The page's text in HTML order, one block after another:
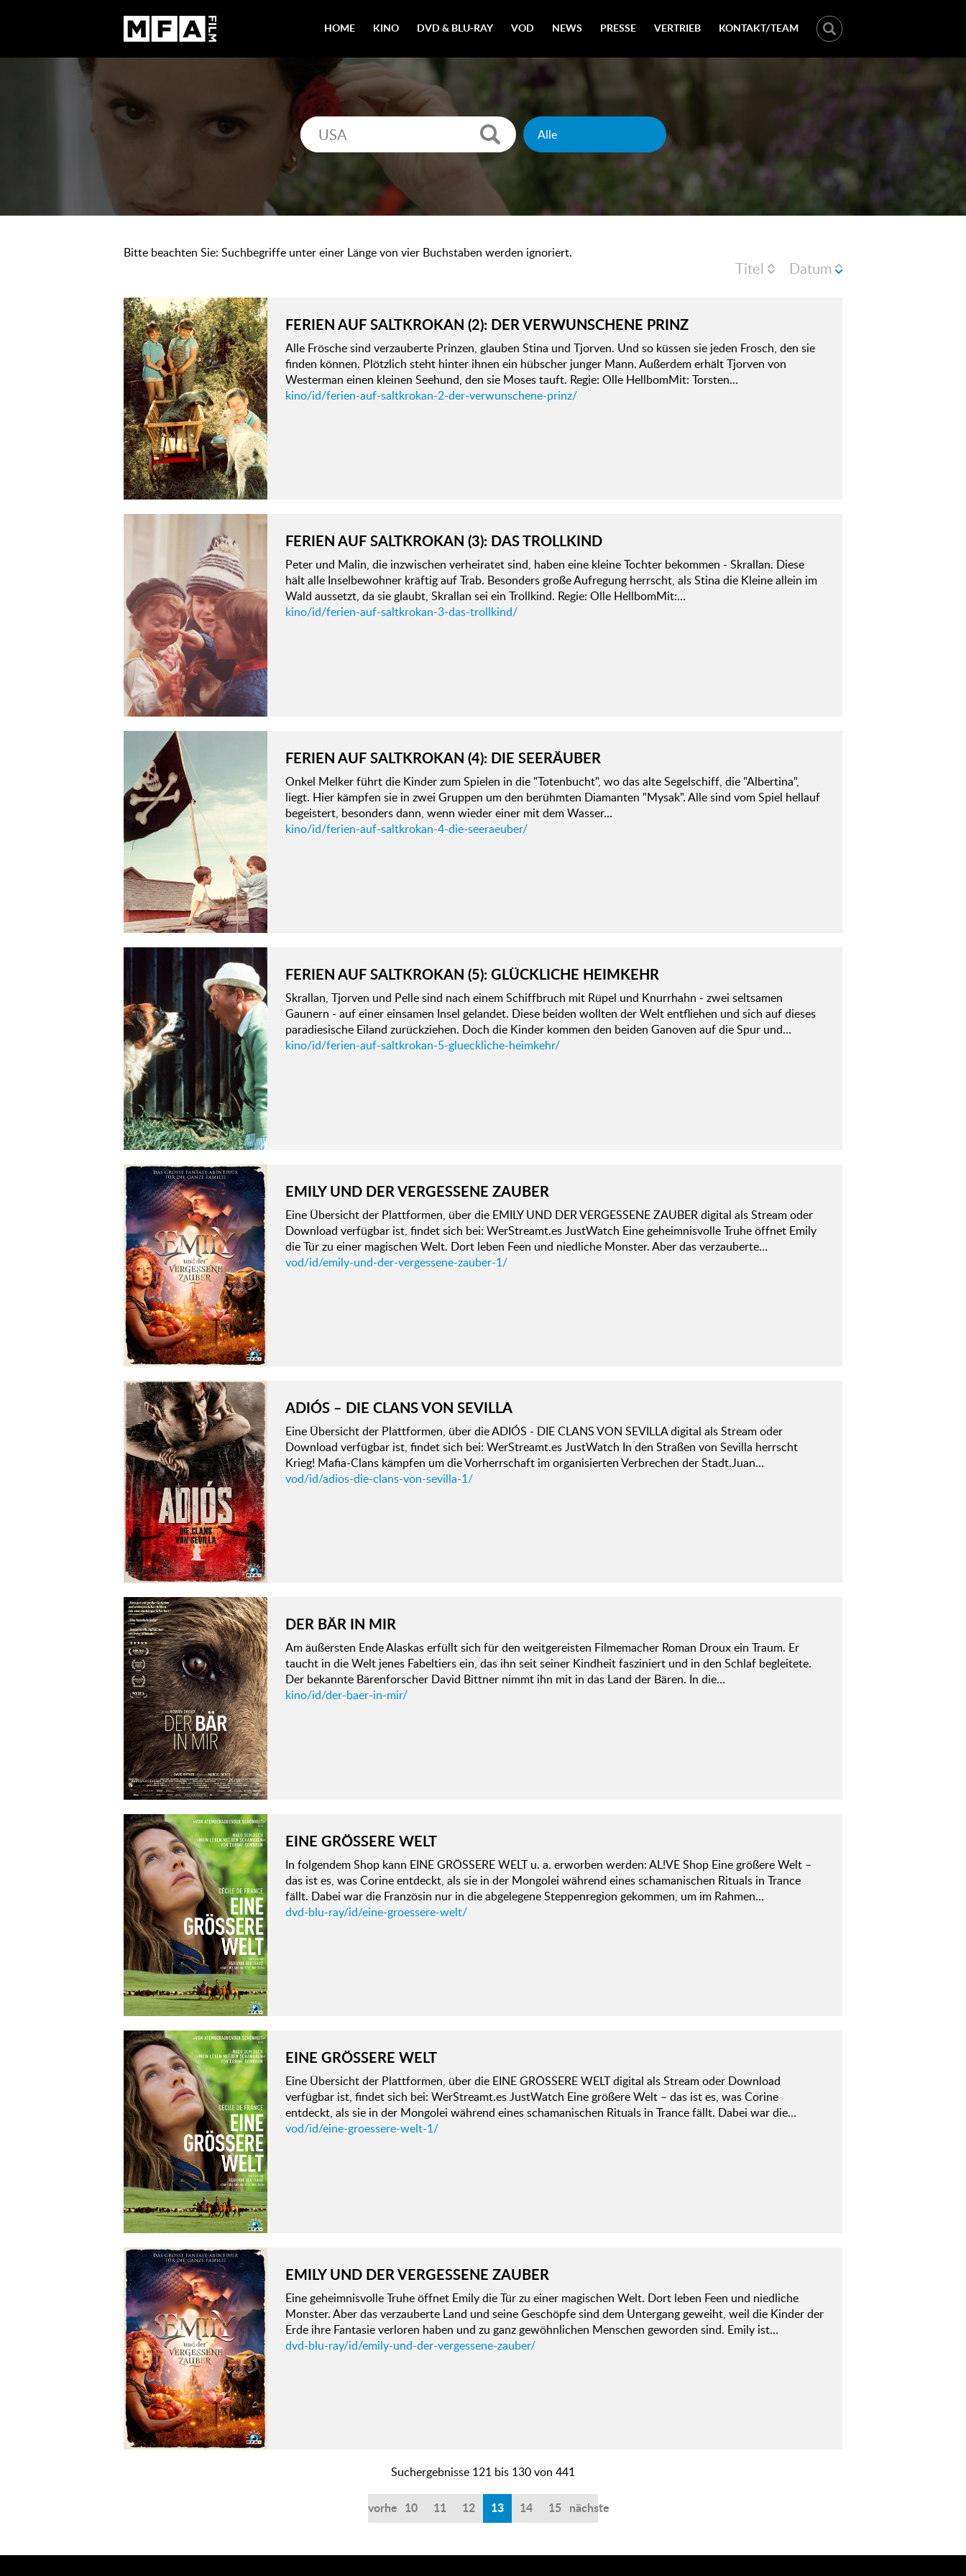
HOME KINO DVD & BLU-RAY VOD NEWS PRESSE VERTRIEB KONTAKT/TEAM
Bitte beachten Sie: Suchbegriffe unter einer Länge von vier Buchstaben werden ignoriert.
Titel Datum
FERIEN AUF SALTKROKAN (2): DER VERWUNSCHENE PRINZ
Alle Frösche sind verzauberte Prinzen, glauben Stina und Tjorven. Und so küssen sie jeden Frosch, den sie
finden können. Plötzlich steht hinter ihnen ein hübscher junger Mann. Außerdem erhält Tjorven von
Westerman einen kleinen Seehund, den sie Moses tauft. Regie: Olle HellbomMit: Torsten…
kino/id/ferien-auf-saltkrokan-2-der-verwunschene-prinz/
FERIEN AUF SALTKROKAN (3): DAS TROLLKIND
Peter und Malin, die inzwischen verheiratet sind, haben eine kleine Tochter bekommen - Skrallan. Diese
hält alle Inselbewohner kräftig auf Trab. Besonders große Aufregung herrscht, als Stina die Kleine allein im
Wald aussetzt, da sie glaubt, Skrallan sei ein Trollkind. Regie: Olle HellbomMit:…
kino/id/ferien-auf-saltkrokan-3-das-trollkind/
FERIEN AUF SALTKROKAN (4): DIE SEERÄUBER
Onkel Melker führt die Kinder zum Spielen in die "Totenbucht", wo das alte Segelschiff, die "Albertina",
liegt. Hier kämpfen sie in zwei Gruppen um den berühmten Diamanten "Mysak". Alle sind vom Spiel hellauf
begeistert, besonders dann, wenn wieder einer mit dem Wasser…
kino/id/ferien-auf-saltkrokan-4-die-seeraeuber/
FERIEN AUF SALTKROKAN (5): GLÜCKLICHE HEIMKEHR
Skrallan, Tjorven und Pelle sind nach einem Schiffbruch mit Rüpel und Knurrhahn - zwei seltsamen
Gaunern - auf einer einsamen Insel gelandet. Diese beiden wollten der Welt entfliehen und sich auf dieses
paradiesische Eiland zurückziehen. Doch die Kinder kommen den beiden Ganoven auf die Spur und…
kino/id/ferien-auf-saltkrokan-5-glueckliche-heimkehr/
EMILY UND DER VERGESSENE ZAUBER
Eine Übersicht der Plattformen, über die EMILY UND DER VERGESSENE ZAUBER digital als Stream oder
Download verfügbar ist, findet sich bei: WerStreamt.es JustWatch Eine geheimnisvolle Truhe öffnet Emily
die Tür zu einer magischen Welt. Dort leben Feen und niedliche Monster. Aber das verzauberte…
vod/id/emily-und-der-vergessene-zauber-1/
ADIÓS – DIE CLANS VON SEVILLA
Eine Übersicht der Plattformen, über die ADIÓS - DIE CLANS VON SEVILLA digital als Stream oder
Download verfügbar ist, findet sich bei: WerStreamt.es JustWatch In den Straßen von Sevilla herrscht
Krieg! Mafia-Clans kämpfen um die Vorherrschaft im organisierten Verbrechen der Stadt.Juan…
vod/id/adios-die-clans-von-sevilla-1/
DER BÄR IN MIR
Am äußersten Ende Alaskas erfüllt sich für den weitgereisten Filmemacher Roman Droux ein Traum. Er
taucht in die Welt jenes Fabeltiers ein, das ihn seit seiner Kindheit fasziniert und in den Schlaf begleitete.
Der bekannte Bärenforscher David Bittner nimmt ihn mit in das Land der Bären. In die…
kino/id/der-baer-in-mir/
EINE GRÖSSERE WELT
In folgendem Shop kann EINE GRÖSSERE WELT u. a. erworben werden: AL!VE Shop Eine größere Welt –
das ist es, was Corine entdeckt, als sie in der Mongolei während eines schamanischen Rituals in Trance
fällt. Dabei war die Französin nur in die abgelegene Steppenregion gekommen, um im Rahmen…
dvd-blu-ray/id/eine-groessere-welt/
EINE GRÖSSERE WELT
Eine Übersicht der Plattformen, über die EINE GRÖSSERE WELT digital als Stream oder Download
verfügbar ist, findet sich bei: WerStreamt.es JustWatch Eine größere Welt – das ist es, was Corine
entdeckt, als sie in der Mongolei während eines schamanischen Rituals in Trance fällt. Dabei war die…
vod/id/eine-groessere-welt-1/
EMILY UND DER VERGESSENE ZAUBER
Eine geheimnisvolle Truhe öffnet Emily die Tür zu einer magischen Welt. Dort leben Feen und niedliche
Monster. Aber das verzauberte Land und seine Geschöpfe sind dem Untergang geweiht, weil die Kinder der
Erde ihre Fantasie verloren haben und zu ganz gewöhnlichen Menschen geworden sind. Emily ist…
dvd-blu-ray/id/emily-und-der-vergessene-zauber/
Suchergebnisse 121 bis 130 von 441
vorherige
10 11 12 13 14 15 nächste